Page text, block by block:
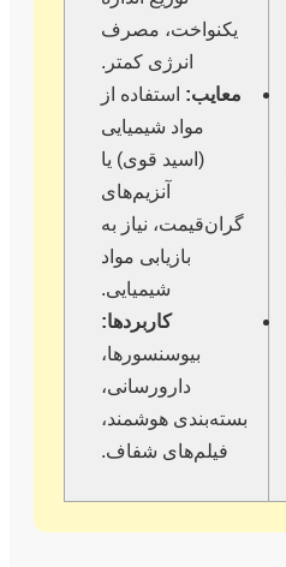
یکنواخت، مصرف
انرژی کمتر.
معایب: استفاده از
مواد شیمیایی
(اسید قوی) یا
آنزیم‌های
گران‌قیمت، نیاز به
بازیابی مواد
شیمیایی.
کاربردها:
بیوسنسورها،
دارورسانی،
بسته‌بندی هوشمند،
فیلم‌های شفاف.